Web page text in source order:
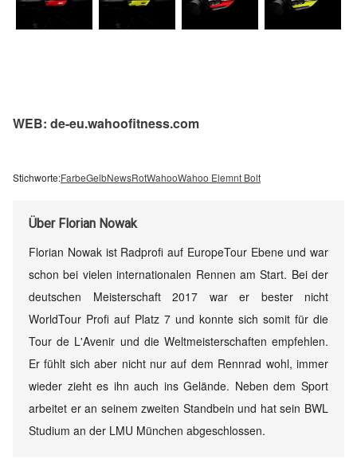
WEB: de-eu.wahoofitness.com
Stichworte:FarbeGelbNewsRotWahooWahoo Elemnt Bolt
Über Florian Nowak
Florian Nowak ist Radprofi auf EuropeTour Ebene und war
schon bei vielen internationalen Rennen am Start. Bei der
deutschen Meisterschaft 2017 war er bester nicht
WorldTour Profi auf Platz 7 und konnte sich somit für die
Tour de L'Avenir und die Weltmeisterschaften empfehlen.
Er fühlt sich aber nicht nur auf dem Rennrad wohl, immer
wieder zieht es ihn auch ins Gelände. Neben dem Sport
arbeitet er an seinem zweiten Standbein und hat sein BWL
Studium an der LMU München abgeschlossen.